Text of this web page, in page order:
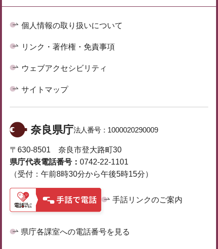
個人情報の取り扱いについて
リンク・著作権・免責事項
ウェブアクセシビリティ
サイトマップ
奈良県庁法人番号： 1000020290009
〒630-8501 奈良市登大路町30
県庁代表電話番号： 0742-22-1101
（受付：午前8時30分から午後5時15分）
手話リンクのご案内
県庁各課室への電話番号を見る